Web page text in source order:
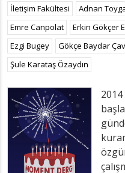
İletişim Fakültesi Adnan
Emre Canpolat
Erkin Gökçer
Ezgi Bugey
Gökçe Baydar
Şule Karataş Özaydın
2014